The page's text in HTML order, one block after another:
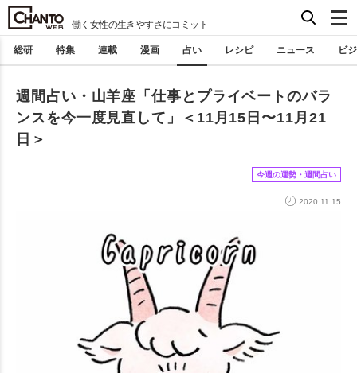
働く女性の生きやすさにコミット
総研 特集 連載 漫画 占い レシピ ニュース ビ
週間占い・山羊座「仕事とプライベートのバラ
ンスを今一度見直して」＜11月15日〜11月21
日＞
今週の運勢・週間占い
2020.11.15